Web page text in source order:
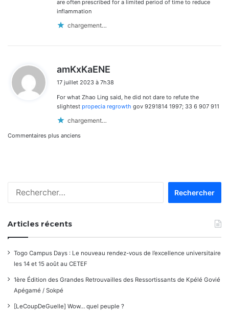
are often prescribed for a limited period of time to reduce
inflammation
chargement…
amKxKaENE
t
:
17 juillet 2023 à 7h38
For what Zhao Ling said, he did not dare to refute the
slightest propecia regrowth gov 9291814 1997; 33 6 907 911
chargement…
Navigation
commentaires
Commentaires plus anciens
Articles récents
Togo Campus Days : Le nouveau rendez-vous de l’excellence universitaire
les 14 et 15 août au CETEF
1ère Édition des Grandes Retrouvailles des Ressortissants de Kpélé Govié
Apégamé / Sokpé
[LeCoupDeGuelle] Wow… quel peuple ?